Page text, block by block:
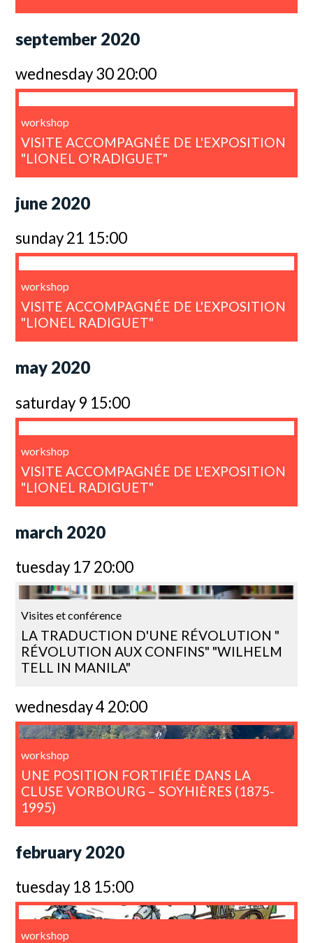
september 2020
wednesday 30 20:00
workshop
VISITE ACCOMPAGNÉE DE L'EXPOSITION
"LIONEL O'RADIGUET"
june 2020
sunday 21 15:00
workshop
VISITE ACCOMPAGNÉE DE L'EXPOSITION
"LIONEL RADIGUET"
may 2020
saturday 9 15:00
workshop
VISITE ACCOMPAGNÉE DE L'EXPOSITION
"LIONEL RADIGUET"
march 2020
tuesday 17 20:00
Visites et conférence
LA TRADUCTION D'UNE RÉVOLUTION "
RÉVOLUTION AUX CONFINS" "WILHELM
TELL IN MANILA"
wednesday 4 20:00
workshop
UNE POSITION FORTIFIÉE DANS LA
CLUSE VORBOURG – SOYHIÈRES (1875-
1995)
february 2020
tuesday 18 15:00
workshop